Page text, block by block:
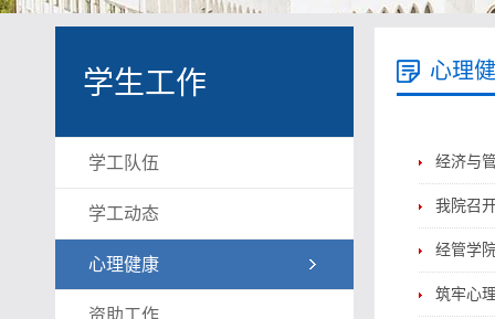
学生工作
学工队伍
学工动态
心理健康
资助工作
心理
经济与
我院召
经管学
筑牢心